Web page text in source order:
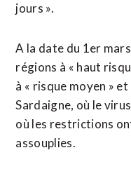
jours ».
A la date du 1er
régions à « haut
à « risque moyen »
Sardaigne, où le
où les restrictions
assouplies.